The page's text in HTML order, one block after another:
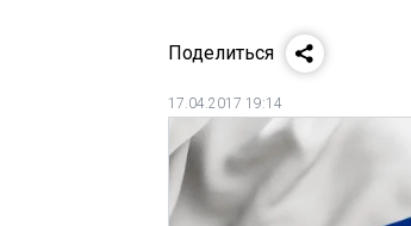
Поделиться
17.04.2017 19:14